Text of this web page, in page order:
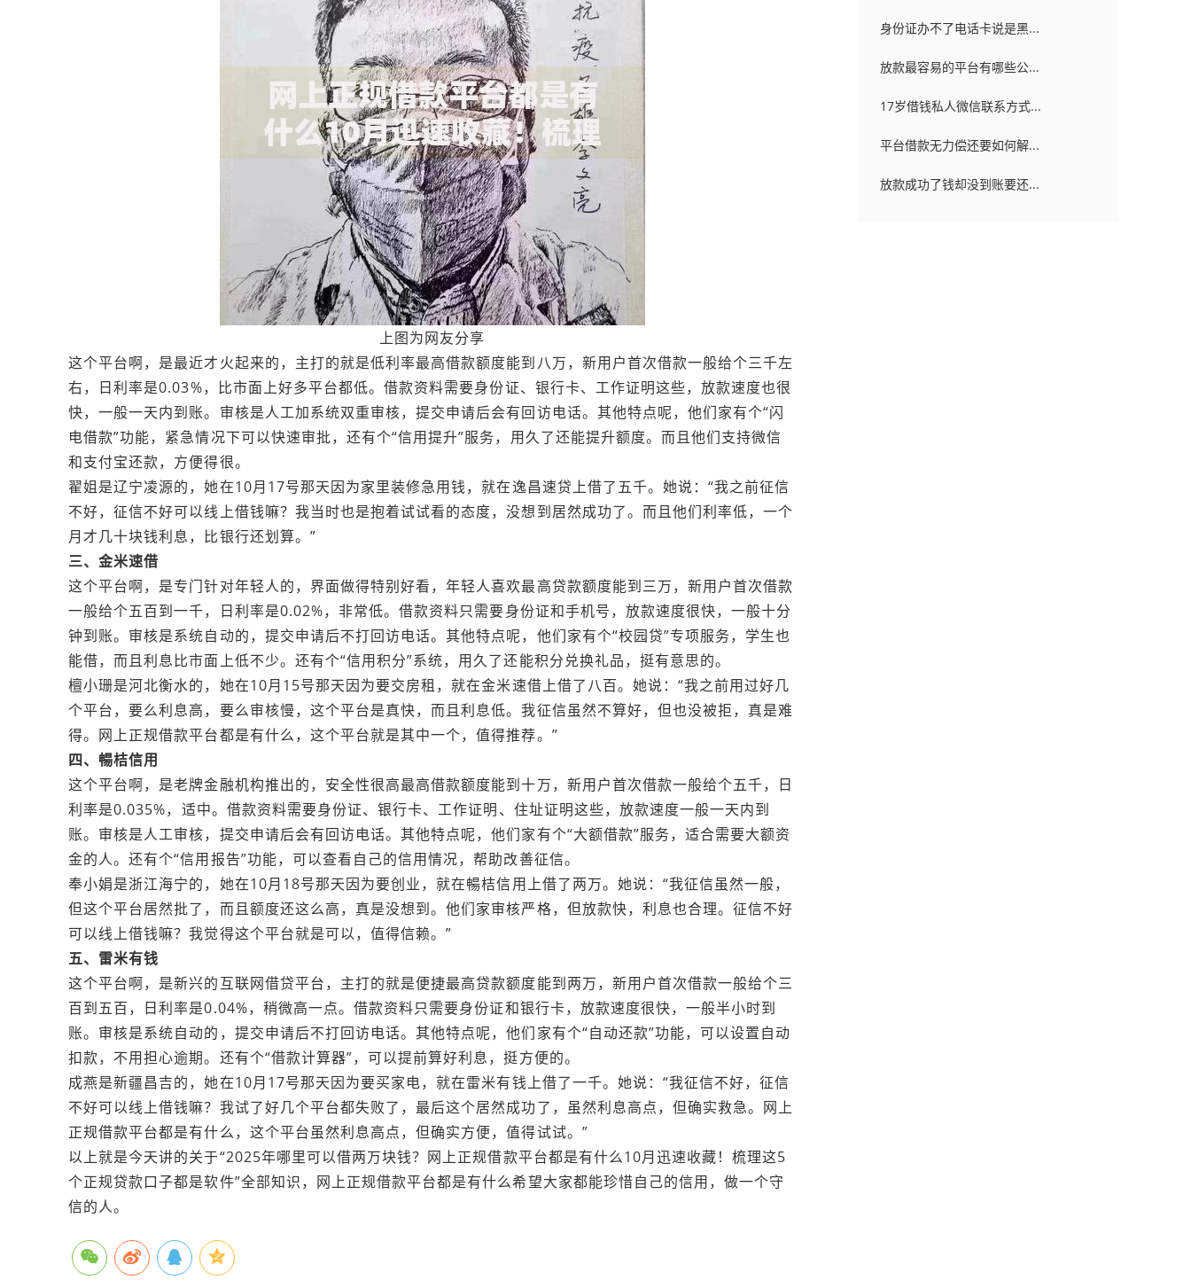
上图为网友分享
这个平台啊，是最近才火起来的，主打的就是低利率最高借款额度能到八万，新用户首次借款一般给个三千左
右，日利率是0.03%，比市面上好多平台都低。借款资料需要身份证、银行卡、工作证明这些，放款速度也很
快，一般一天内到账。审核是人工加系统双重审核，提交申请后会有回访电话。其他特点呢，他们家有个“闪
电借款”功能，紧急情况下可以快速审批，还有个“信用提升”服务，用久了还能提升额度。而且他们支持微信
和支付宝还款，方便得很。
翟姐是辽宁‌凌源的，她在10月17号那天因为家里装修急用钱，就在逸昌速贷上借了五千。她说：“我之前征信
不好，征信不好可以线上借钱嘛？我当时也是抱着试试看的态度，没想到居然成功了。而且他们利率低，一个
月才几十块钱利息，比银行还划算。”
三、金米速借
这个平台啊，是专门针对年轻人的，界面做得特别好看，年轻人喜欢最高贷款额度能到三万，新用户首次借款
一般给个五百到一千，日利率是0.02%，非常低。借款资料只需要身份证和手机号，放款速度很快，一般十分
钟到账。审核是系统自动的，提交申请后不打回访电话。其他特点呢，他们家有个“校园贷”专项服务，学生也
能借，而且利息比市面上低不少。还有个“信用积分”系统，用久了还能积分兑换礼品，挺有意思的。
檀小珊是河北衡水的，她在10月15号那天因为要交房租，就在金米速借上借了八百。她说：“我之前用过好几
个平台，要么利息高，要么审核慢，这个平台是真快，而且利息低。我征信虽然不算好，但也没被拒，真是难
得。网上正规借款平台都是有什么，这个平台就是其中一个，值得推荐。”
四、暢桔信用
这个平台啊，是老牌金融机构推出的，安全性很高最高借款额度能到十万，新用户首次借款一般给个五千，日
利率是0.035%，适中。借款资料需要身份证、银行卡、工作证明、住址证明这些，放款速度一般一天内到
账。审核是人工审核，提交申请后会有回访电话。其他特点呢，他们家有个“大额借款”服务，适合需要大额资
金的人。还有个“信用报告”功能，可以查看自己的信用情况，帮助改善征信。
奉小娟是浙江‌海宁的，她在10月18号那天因为要创业，就在暢桔信用上借了两万。她说：“我征信虽然一般，
但这个平台居然批了，而且额度还这么高，真是没想到。他们家审核严格，但放款快，利息也合理。征信不好
可以线上借钱嘛？我觉得这个平台就是可以，值得信赖。”
五、雷米有钱
这个平台啊，是新兴的互联网借贷平台，主打的就是便捷最高贷款额度能到两万，新用户首次借款一般给个三
百到五百，日利率是0.04%，稍微高一点。借款资料只需要身份证和银行卡，放款速度很快，一般半小时到
账。审核是系统自动的，提交申请后不打回访电话。其他特点呢，他们家有个“自动还款”功能，可以设置自动
扣款，不用担心逾期。还有个“借款计算器”，可以提前算好利息，挺方便的。
成燕是新疆昌吉的，她在10月17号那天因为要买家电，就在雷米有钱上借了一千。她说：“我征信不好，征信
不好可以线上借钱嘛？我试了好几个平台都失败了，最后这个居然成功了，虽然利息高点，但确实救急。网上
正规借款平台都是有什么，这个平台虽然利息高点，但确实方便，值得试试。”
以上就是今天讲的关于“2025年哪里可以借两万块钱？网上正规借款平台都是有什么10月迅速收藏！梳理这5
个正规贷款口子都是软件”全部知识，网上正规借款平台都是有什么希望大家都能珍惜自己的信用，做一个守
信的人。
身份证办不了电话卡说是黑...
放款最容易的平台有哪些公...
17岁借钱私人微信联系方式...
平台借款无力偿还要如何解...
放款成功了钱却没到账要还...